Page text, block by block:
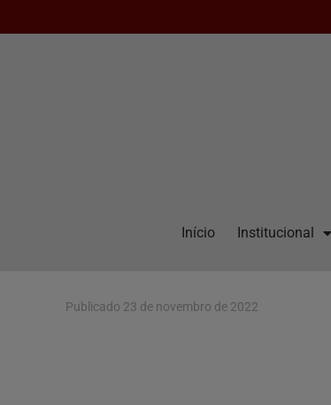
Início Institucional
Publicado 23 de novembro de 2022